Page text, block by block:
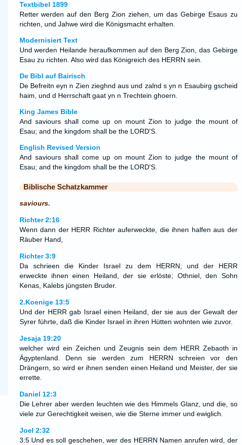
Textbibel 1899
Retter werden auf den Berg Zion ziehen, um das Gebirge Esaus zu
richten, und Jahwe wird die Königsmacht erhalten.
Modernisiert Text
Und werden Heilande heraufkommen auf den Berg Zion, das Gebirge
Esau zu richten. Also wird das Königreich des HERRN sein.
De Bibl auf Bairisch
De Befreitn eyn n Zien zieghnd aus und zalnd s yn n Esaubirg gscheid
haim, und d Herrschaft gaat yn n Trechtein ghoern.
King James Bible
And saviours shall come up on mount Zion to judge the mount of
Esau; and the kingdom shall be the LORD'S.
English Revised Version
And saviours shall come up on mount Zion to judge the mount of
Esau; and the kingdom shall be the LORD'S.
Biblische Schatzkammer
saviours.
Richter 2:16
Wenn dann der HERR Richter auferweckte, die ihnen halfen aus der
Räuber Hand,
Richter 3:9
Da schrieen die Kinder Israel zu dem HERRN; und der HERR
erweckte ihnen einen Heiland, der sie erlöste; Othniel, den Sohn
Kenas, Kalebs jüngsten Bruder.
2.Koenige 13:5
Und der HERR gab Israel einen Heiland, der sie aus der Gewalt der
Syrer führte, daß die Kinder Israel in ihren Hütten wohnten wie zuvor.
Jesaja 19:20
welcher wird ein Zeichen und Zeugnis sein dem HERR Zebaoth in
Ägyptenland. Denn sie werden zum HERRN schreien vor den
Drängern, so wird er ihnen senden einen Heiland und Meister, der sie
errette.
Daniel 12:3
Die Lehrer aber werden leuchten wie des Himmels Glanz, und die, so
viele zur Gerechtigkeit weisen, wie die Sterne immer und ewiglich.
Joel 2:32
3:5 Und es soll geschehen, wer des HERRN Namen anrufen wird, der